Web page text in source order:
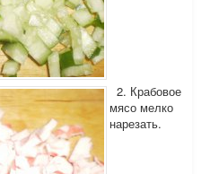
2. Крабовое
мясо мелко
нарезать.